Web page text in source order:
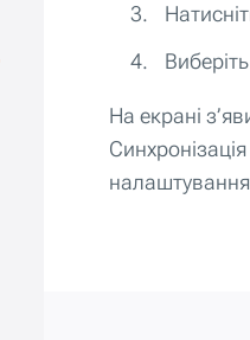
На екрані